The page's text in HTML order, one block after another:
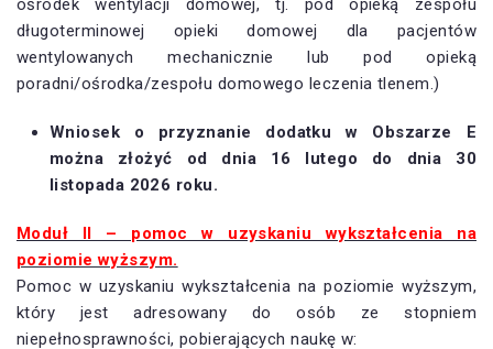
ośrodek wentylacji domowej, tj. pod opieką zespołu
długoterminowej opieki domowej dla pacjentów
wentylowanych mechanicznie lub pod opieką
poradni/ośrodka/zespołu domowego leczenia tlenem.)
Wniosek o przyznanie dodatku w Obszarze E
można złożyć
od dnia 16 lutego do dnia 30
listopada 2026 roku.
Moduł II – pomoc w uzyskaniu wykształcenia na
poziomie wyższym.
Pomoc w uzyskaniu wykształcenia na poziomie wyższym,
który jest adresowany do osób ze stopniem
niepełnosprawności, pobierających naukę w: